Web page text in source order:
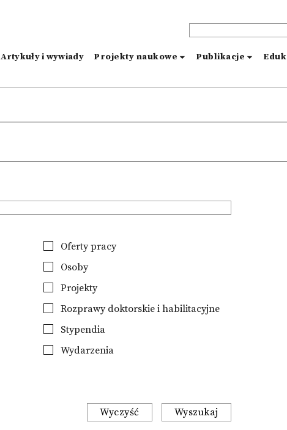
Artykuły i wywiady Projekty naukowe Publikacje
Oferty pracy
Osoby
Projekty
Rozprawy doktorskie i habilitacyjne
Stypendia
Wydarzenia
Wyczyść Wyszukaj